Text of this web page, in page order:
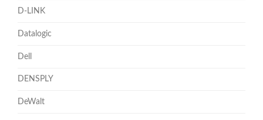
D-LINK
Datalogic
Dell
DENSPLY
DeWalt